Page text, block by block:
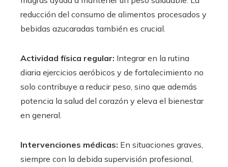
reducción del consumo de alimentos procesados y
bebidas azucaradas también es crucial.
Actividad física regular: Integrar en la rutina
diaria ejercicios aeróbicos y de fortalecimiento no
solo contribuye a reducir peso, sino que además
potencia la salud del corazón y eleva el bienestar
en general.
Intervenciones médicas: En situaciones graves,
siempre con la debida supervisión profesional,